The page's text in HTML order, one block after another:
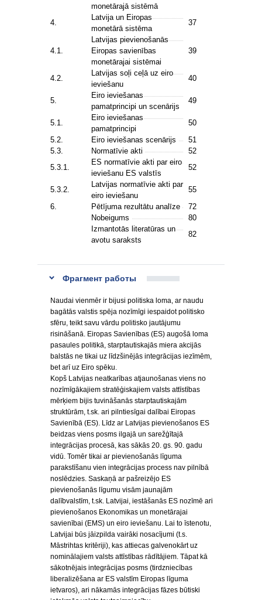
monetārajā sistēmā
4.
Latvija un Eiropas
monetārā sistēma
37
4.1.
Latvijas pievienošanās
Eiropas savienības
monetārajai sistēmai
39
4.2.
Latvijas soļi ceļā uz eiro
ieviešanu
40
5.
Eiro ieviešanas
pamatprincipi un scenārijs
49
5.1.
Eiro ieviešanas
pamatprincipi
50
5.2.
Eiro ieviešanas scenārijs
51
5.3.
Normatīvie akti
52
5.3.1.
ES normatīvie akti par eiro
ieviešanu ES valstīs
52
5.3.2.
Latvijas normatīvie akti par
eiro ieviešanu
55
6.
Pētījuma rezultātu analīze
72
Nobeigums
80
Izmantotās literatūras un
avotu saraksts
82
Фрагмент работы
Naudai vienmēr ir bijusi politiska loma, ar naudu
bagātās valstis spēja nozīmīgi iespaidot politisko
sfēru, teikt savu vārdu politisko jautājumu
risināšanā. Eiropas Savienības (ES) augošā loma
pasaules politikā, starptautiskajās miera akcijās
balstās ne tikai uz līdzšinējās integrācijas iezīmēm,
bet arī uz Eiro spēku.
Kopš Latvijas neatkarības atjaunošanas viens no
nozīmīgākajiem stratēģiskajiem valsts attīstības
mērķiem bijis tuvināšanās starptautiskajām
struktūrām, t.sk. ari pilntiesīgai dalībai Eiropas
Savienībā (ES). Līdz ar Latvijas pievienošanos ES
beidzas viens posms ilgajā un sarežģītajā
integrācijas procesā, kas sākās 20. gs. 90. gadu
vidū. Tomēr tikai ar pievienošanās līguma
parakstīšanu vien integrācijas process nav pilnībā
noslēdzies. Saskaņā ar pašreizējo ES
pievienošanās līgumu visām jaunajām
dalībvalstīm, t.sk. Latvijai, iestāšanās ES nozīmē ari
pievienošanos Ekonomikas un monetārajai
savienībai (EMS) un eiro ieviešanu. Lai to īstenotu,
Latvijai būs jāizpilda vairāki nosacījumi (t.s.
Māstrihtas kritēriji), kas attiecas galvenokārt uz
nominālajiem valsts attīstības rādītājiem. Tāpat kā
sākotnējais integrācijas posms (tirdzniecības
liberalizēšana ar ES valstīm Eiropas līguma
ietvaros), ari nākamās integrācijas fāzes būtiski